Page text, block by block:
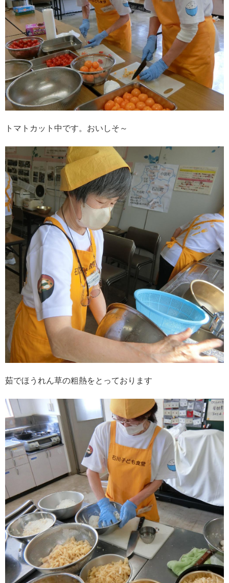
トマトカット中です。おいしそ～
茹でほうれん草の粗熱をとっております